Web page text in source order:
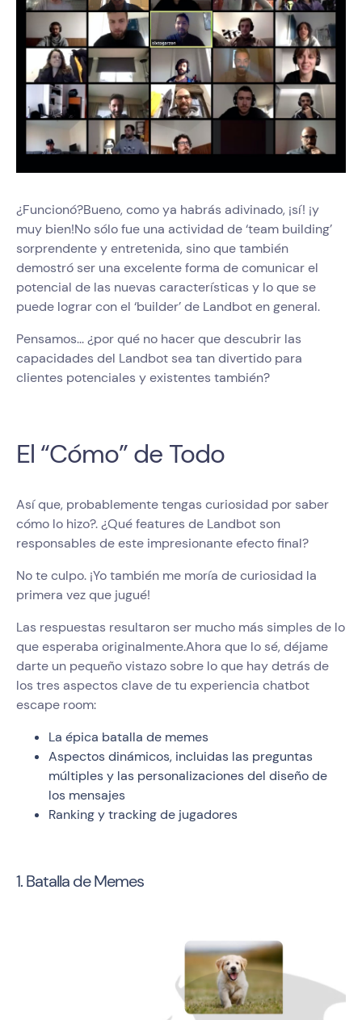
¿Funcionó?Bueno, como ya habrás adivinado, ¡sí! ¡y
muy bien!No sólo fue una actividad de ‘team building’
sorprendente y entretenida, sino que también
demostró ser una excelente forma de comunicar el
potencial de las nuevas características y lo que se
puede lograr con el ‘builder’ de Landbot en general.
Pensamos... ¿por qué no hacer que descubrir las
capacidades del Landbot sea tan divertido para
clientes potenciales y existentes también?
El “Cómo” de Todo
Así que, probablemente tengas curiosidad por saber
cómo lo hizo?. ¿Qué features de Landbot son
responsables de este impresionante efecto final?
No te culpo. ¡Yo también me moría de curiosidad la
primera vez que jugué!
Las respuestas resultaron ser mucho más simples de lo
que esperaba originalmente.Ahora que lo sé, déjame
darte un pequeño vistazo sobre lo que hay detrás de
los tres aspectos clave de tu experiencia chatbot
escape room:
La épica batalla de memes
Aspectos dinámicos, incluidas las preguntas
múltiples y las personalizaciones del diseño de
los mensajes
Ranking y tracking de jugadores
1. Batalla de Memes